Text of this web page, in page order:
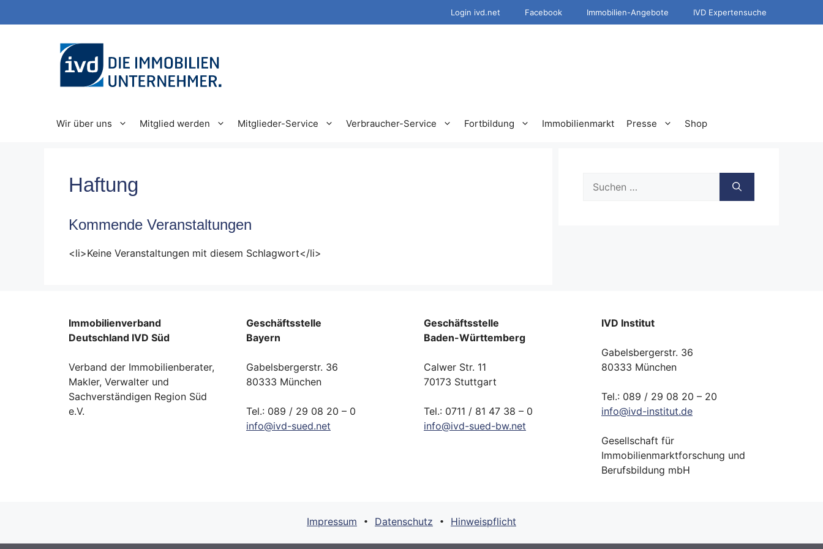
Inhalt
Login ivd.net Facebook Immobilien-Angebote IVD Expertensuche
Wir über uns Mitglied werden Mitglieder-Service Verbraucher-Service Fortbildung Immobilienmarkt Presse Shop
Haftung
Kommende Veranstaltungen
<li>Keine Veranstaltungen mit diesem Schlagwort</li>
nach:
Immobilienverband
Deutschland IVD Süd
Verband der Immobilienberater,
Makler, Verwalter und
Sachverständigen Region Süd
e.V.
Geschäftsstelle
Bayern
Gabelsbergerstr. 36
80333 München
Tel.: 089 / 29 08 20 – 0
info@ivd-sued.net
Geschäftsstelle
Baden-Württemberg
Calwer Str. 11
70173 Stuttgart
Tel.: 0711 / 81 47 38 – 0
info@ivd-sued-bw.net
IVD Institut
Gabelsbergerstr. 36
80333 München
Tel.: 089 / 29 08 20 – 20
info@ivd-institut.de
Gesellschaft für
Immobilienmarktforschung und
Berufsbildung mbH
Impressum • Datenschutz • Hinweispflicht